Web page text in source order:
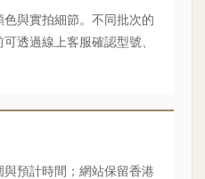
與實拍細節。不同批次的
透過線上客服確認型號、
預計時間；網站保留香港